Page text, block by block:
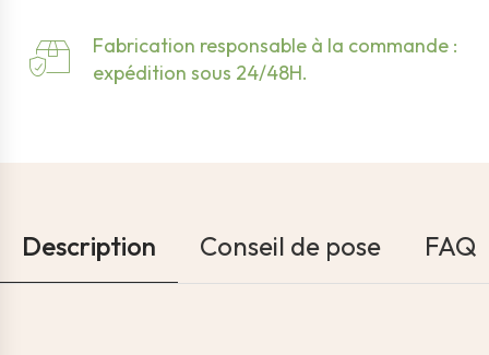
Fabrication responsable à la commande :
expédition sous 24/48H.
Description Conseil de pose FAQ